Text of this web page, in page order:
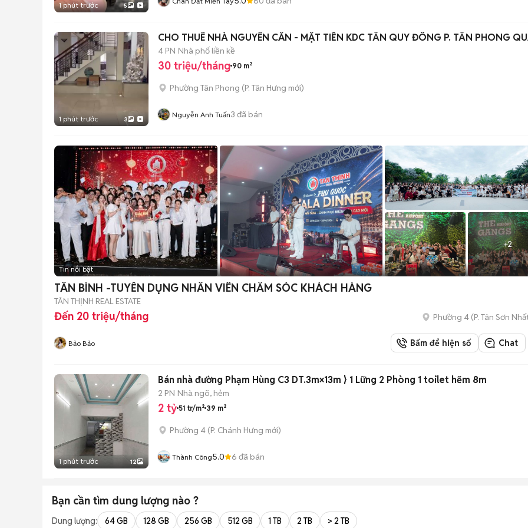
1 phút trước 5
1 phút trước 3
CHO THUÊ NHÀ NGUYÊN CĂN - MẶT TIỀN KDC TÂN QUY ĐÔNG P. TÂN PHONG
4 PN Nhà phố liền kề
30 triệu/tháng 90 m²
Phường Tân Phong (P. Tân Hưng mới)
Nguyễn Anh Tuấn3 đã bán
+2
Tin nổi bật
TÂN BÌNH -TUYỂN DỤNG NHÂN VIÊN CHĂM SÓC KHÁCH HÀNG
TÂN THỊNH REAL ESTATE
Đến 20 triệu/tháng Phường 4 (P. Tân Sơn
Bảo Bảo Bấm để hiện số Chat
1 phút trước 12
Bán nhà đường Phạm Hùng C3 DT.3m×13m } 1 Lững 2 Phòng 1 toilet hẽm 8m
2 PN Nhà ngõ, hẻm
2 tỷ 51 tr/m² 39 m²
Phường 4 (P. Chánh Hưng mới)
Thành Công5.0 6 đã bán
Bạn cần tìm dung lượng nào ?
Dung lượng: 64 GB 128 GB 256 GB 512 GB 1 TB 2 TB > 2 TB